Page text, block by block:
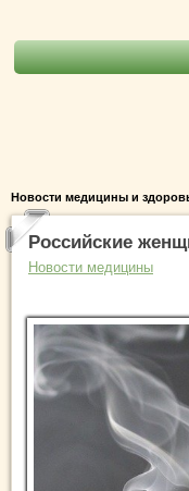
Новости медицины и
Российские
Новости медицины